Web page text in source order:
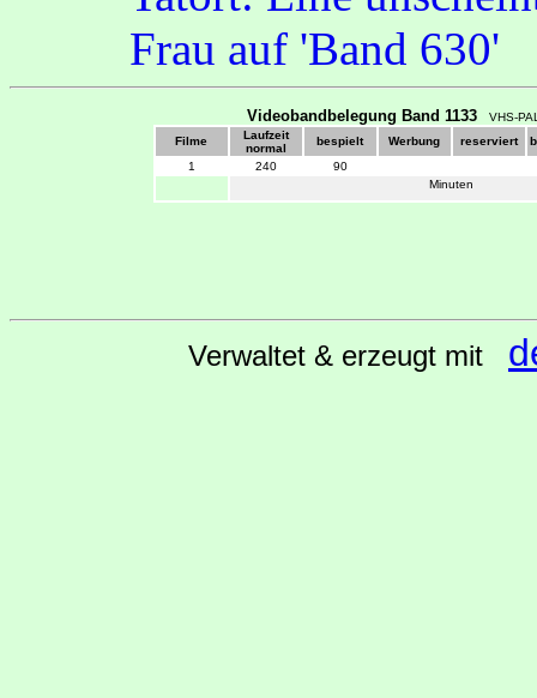
Videobandbelegung Band 1133
VHS-
Filme
Laufzeit
normal
bespielt Werbung reserviert
1
240
90
Minuten
Verwaltet & erzeugt mit